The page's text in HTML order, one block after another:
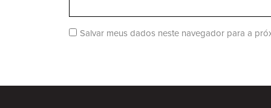
Salvar meus dados neste navegador para a